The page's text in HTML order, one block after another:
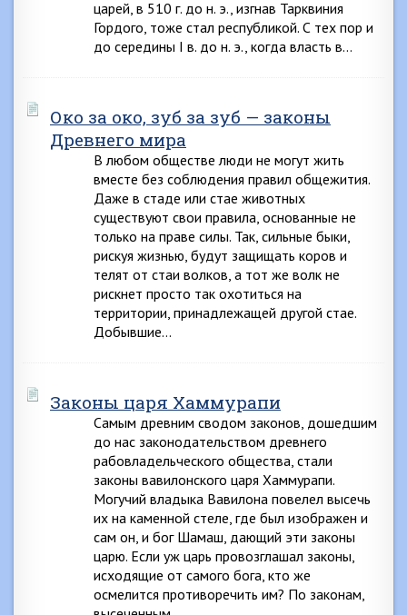
царей, в 510 г. до н. э., изгнав Тарквиния
Гордого, тоже стал республикой. С тех пор и
до середины I в. до н. э., когда власть в…
Око за око, зуб за зуб — законы
Древнего мира
В любом обществе люди не могут жить
вместе без соблюдения правил общежития.
Даже в стаде или стае животных
существуют свои правила, основанные не
только на праве силы. Так, сильные быки,
рискуя жизнью, будут защищать коров и
телят от стаи волков, а тот же волк не
рискнет просто так охотиться на
территории, принадлежащей другой стае.
Добывшие…
Законы царя Хаммурапи
Самым древним сводом законов, дошедшим
до нас законодательством древнего
рабовладельческого общества, стали
законы вавилонского царя Хаммурапи.
Могучий владыка Вавилона повелел высечь
их на каменной стеле, где был изображен и
сам он, и бог Шамаш, дающий эти законы
царю. Если уж царь провозглашал законы,
исходящие от самого бога, кто же
осмелится противоречить им? По законам,